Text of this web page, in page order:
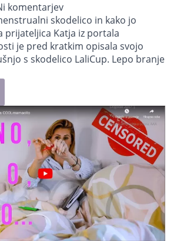
komentarjev
skodelico in kako jo
prijateljica Katja iz portala
je pred kratkim opisala svojo
s skodelico LaliCup. Lepo branje